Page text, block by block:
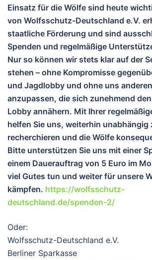
Einsatz für die Wölfe sind heute
von Wolfsschutz-Deutschland e.V.
staatliche Förderung und sind
Spenden und regelmäßige
Nur so können wir stets klar auf der
stehen – ohne Kompromisse
und Jagdlobby und ohne uns
anzupassen, die sich zunehmend
Lobby annähern. Mit Ihrer
helfen Sie uns, weiterhin unabhängig
recherchieren und die Wölfe
Bitte unterstützen Sie uns mit einer
einem Dauerauftrag von 5 Euro im
viel Gutes tun und weiter für unsere
kämpfen. https://wolfsschutz-
deutschland.de/spenden-2/
Oder:
Wolfsschutz-Deutschland e.V.
Berliner Sparkasse